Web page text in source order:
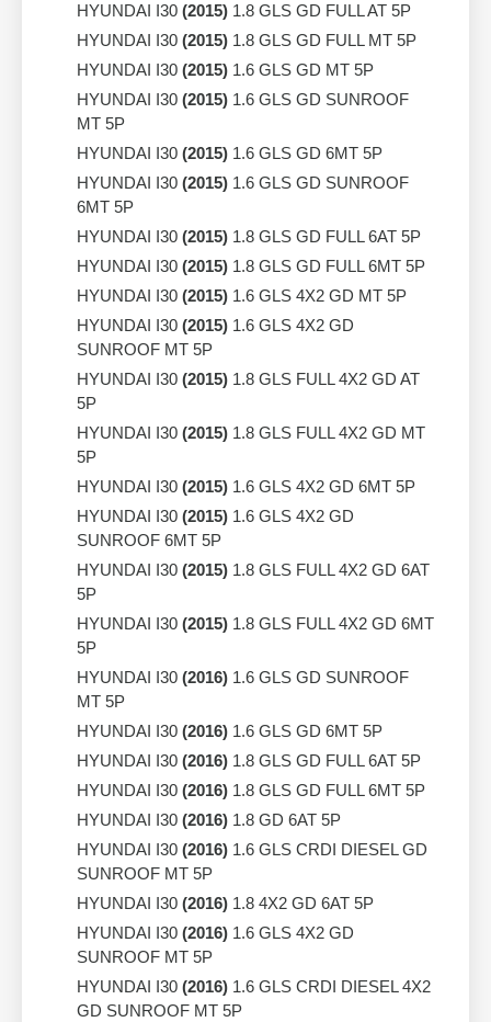
HYUNDAI I30 (2015) 1.8 GLS GD FULL AT 5P
HYUNDAI I30 (2015) 1.8 GLS GD FULL MT 5P
HYUNDAI I30 (2015) 1.6 GLS GD MT 5P
HYUNDAI I30 (2015) 1.6 GLS GD SUNROOF
MT 5P
HYUNDAI I30 (2015) 1.6 GLS GD 6MT 5P
HYUNDAI I30 (2015) 1.6 GLS GD SUNROOF
6MT 5P
HYUNDAI I30 (2015) 1.8 GLS GD FULL 6AT 5P
HYUNDAI I30 (2015) 1.8 GLS GD FULL 6MT 5P
HYUNDAI I30 (2015) 1.6 GLS 4X2 GD MT 5P
HYUNDAI I30 (2015) 1.6 GLS 4X2 GD
SUNROOF MT 5P
HYUNDAI I30 (2015) 1.8 GLS FULL 4X2 GD AT
5P
HYUNDAI I30 (2015) 1.8 GLS FULL 4X2 GD MT
5P
HYUNDAI I30 (2015) 1.6 GLS 4X2 GD 6MT 5P
HYUNDAI I30 (2015) 1.6 GLS 4X2 GD
SUNROOF 6MT 5P
HYUNDAI I30 (2015) 1.8 GLS FULL 4X2 GD 6AT
5P
HYUNDAI I30 (2015) 1.8 GLS FULL 4X2 GD 6MT
5P
HYUNDAI I30 (2016) 1.6 GLS GD SUNROOF
MT 5P
HYUNDAI I30 (2016) 1.6 GLS GD 6MT 5P
HYUNDAI I30 (2016) 1.8 GLS GD FULL 6AT 5P
HYUNDAI I30 (2016) 1.8 GLS GD FULL 6MT 5P
HYUNDAI I30 (2016) 1.8 GD 6AT 5P
HYUNDAI I30 (2016) 1.6 GLS CRDI DIESEL GD
SUNROOF MT 5P
HYUNDAI I30 (2016) 1.8 4X2 GD 6AT 5P
HYUNDAI I30 (2016) 1.6 GLS 4X2 GD
SUNROOF MT 5P
HYUNDAI I30 (2016) 1.6 GLS CRDI DIESEL 4X2
GD SUNROOF MT 5P